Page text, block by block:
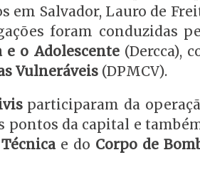
Salvador, Lauro de
foram conduzidas
e o Adolescente(Dercca),
Vulneráveis (DPMCV).
participaram da
da capital e
e do Corpo de